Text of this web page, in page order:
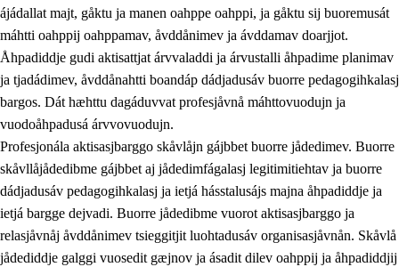
ájádallat majt, gåktu ja manen oahppe oahppi, ja gåktu sij buoremusát
máhtti oahppij oahppamav, åvddånimev ja ávddamav doarjjot.
Åhpadiddje gudi aktisattjat árvvaladdi ja árvustalli åhpadime planimav
ja tjadádimev, åvddånahtti boandáp dádjadusáv buorre pedagogihkalasj
bargos. Dát hæhttu dagáduvvat profesjåvnå máhttovuodujn ja
vuodoåhpadusá árvvovuodujn.
Profesjonála aktisasjbarggo skåvlåjn gájbbet buorre jådedimev. Buorre
skåvllåjådedibme gájbbet aj jådedimfágalasj legitimitiehtav ja buorre
dádjadusáv pedagogihkalasj ja ietjá hásstalusájs majna åhpadiddje ja
ietjá bargge dejvadi. Buorre jådedibme vuorot aktisasjbarggo ja
relasjåvnåj åvddånimev tsieggitjit luohtadusáv organisasjåvnån. Skåvlå
jådediddje galggi vuosedit gæjnov ja ásadit dilev oahppij ja åhpadiddjij